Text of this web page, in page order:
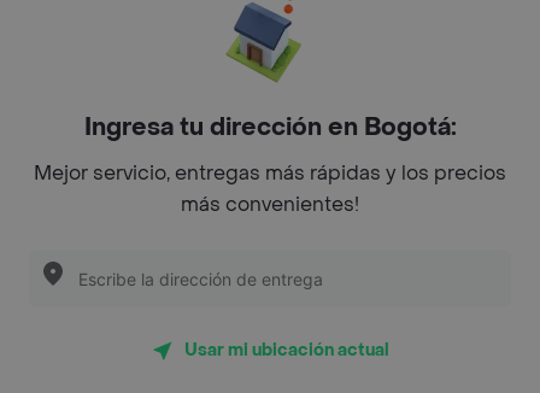
Top Marcas y Cadenas de Restaurantes
Encuéntranos en estos países
App Store Google play
Restaurantes cerca de mi para pedir Comida a Domicilio -
Ingresa tu dirección en Bogotá:
Mejor servicio, entregas más rápidas y los precios
más convenientes!
Usar mi ubicación actual